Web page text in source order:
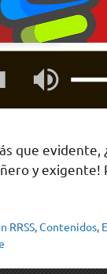
que
y
RRSS,Contenidos,